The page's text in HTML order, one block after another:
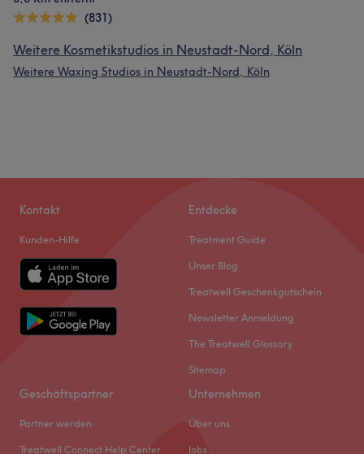
(831)
Weitere Kosmetikstudios in Neustadt-Nord, Köln
Weitere Waxing Studios in Neustadt-Nord, Köln
Kontakt
Kunden-Hilfe
Entdecke
Treatment Guide
Unser Blog
Treatwell Geschenkgutschein
Newsletter Anmeldung
The Treatwell Glossary
Sitemap
Geschäftspartner
Partner werden
Treatwell Connect Help Center
Unternehmen
Über uns
Jobs